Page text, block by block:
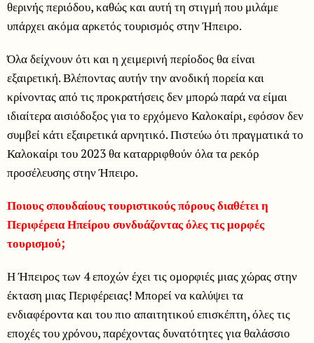
θερινής περιόδου, καθώς και αυτή τη στιγμή που μιλάμε
υπάρχει ακόμα αρκετός τουρισμός στην Ήπειρο.
Όλα δείχνουν ότι και η χειμερινή περίοδος θα είναι
εξαιρετική. Βλέποντας αυτήν την ανοδική πορεία και
κρίνοντας από τις προκρατήσεις δεν μπορώ παρά να είμαι
ιδιαίτερα αισιόδοξος για το ερχόμενο Καλοκαίρι, εφόσον δεν
συμβεί κάτι εξαιρετικά αρνητικό. Πιστεύω ότι πραγματικά το
Καλοκαίρι του 2023 θα καταρριφθούν όλα τα ρεκόρ
προσέλευσης στην Ήπειρο.
Ποιους σπουδαίους τουριστικούς πόρους διαθέτει η
Περιφέρεια Ηπείρου συνδυάζοντας όλες τις μορφές
τουρισμού;
Η Ήπειρος των 4 εποχών έχει τις ομορφιές μιας χώρας στην
έκταση μιας Περιφέρειας! Μπορεί να καλύψει τα
ενδιαφέροντα και του πιο απαιτητικού επισκέπτη, όλες τις
εποχές του χρόνου, παρέχοντας δυνατότητες για θαλάσσιο